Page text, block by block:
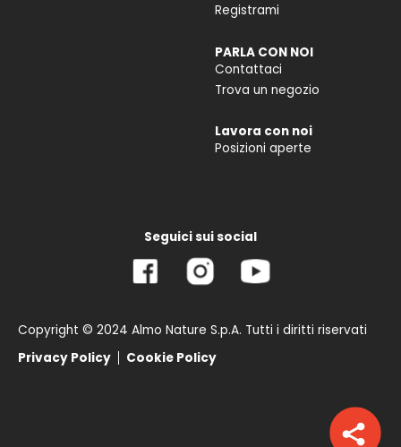
Registrami
PARLA CON NOI
Contattaci
Trova un negozio
Lavora con noi
Posizioni aperte
Seguici sui social
Copyright © 2024 Almo Nature S.p.A. Tutti i diritti riservati
Privacy Policy
Cookie Policy